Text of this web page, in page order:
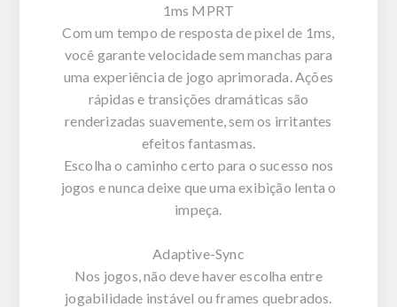
1ms MPRT
Com um tempo de resposta de pixel de 1ms,
você garante velocidade sem manchas para
uma experiência de jogo aprimorada. Ações
rápidas e transições dramáticas são
renderizadas suavemente, sem os irritantes
efeitos fantasmas.
Escolha o caminho certo para o sucesso nos
jogos e nunca deixe que uma exibição lenta o
impeça.
Adaptive-Sync
Nos jogos, não deve haver escolha entre
jogabilidade instável ou frames quebrados.